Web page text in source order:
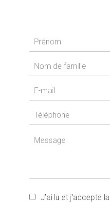
J’ai lu et j'accepte la